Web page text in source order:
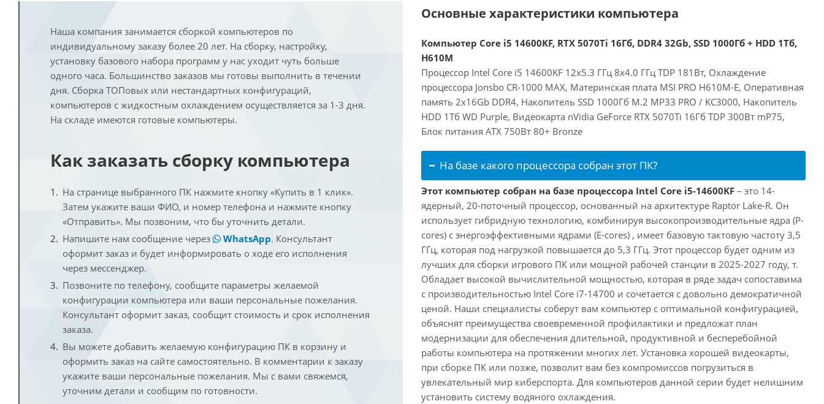
Наша компания занимается сборкой компьютеров по
индивидуальному заказу более 20 лет. На сборку, настройку,
установку базового набора программ у нас уходит чуть больше
одного часа. Большинство заказов мы готовы выполнить в течении
дня. Сборка ТОПовых или нестандартных конфигураций,
компьютеров с жидкостным охлаждением осуществляется за 1-3 дня.
На складе имеются готовые компьютеры.
Как заказать сборку компьютера
На странице выбранного ПК нажмите кнопку «Купить в 1 клик».
Затем укажите ваши ФИО, и номер телефона и нажмите кнопку
«Отправить». Мы позвоним, что бы уточнить детали.
Напишите нам сообщение через
WhatsApp. Консультант
оформит заказ и будет информировать о ходе его исполнения
через мессенджер.
Позвоните по телефону, сообщите параметры желаемой
конфигурации компьютера или ваши персональные пожелания.
Консультант оформит заказ, сообщит стоимость и срок исполнения
заказа.
Вы можете добавить желаемую конфигурацию ПК в корзину и
оформить заказ на сайте самостоятельно. В комментарии к заказу
укажите ваши персональные пожелания. Мы с вами свяжемся,
уточним детали и сообщим по готовности.
Основные характеристики компьютера
Компьютер Core i5 14600KF, RTX 5070Ti 16Гб, DDR4 32Gb, SSD 1000Гб + HDD 1Тб,
H610M
Процессор Intel Core i5 14600KF 12x5.3 ГГц 8x4.0 ГГц TDP 181Вт, Охлаждение
процессора Jonsbo CR-1000 MAX, Материнская плата MSI PRO H610M-E, Оперативная
память 2x16Gb DDR4, Накопитель SSD 1000Гб M.2 MP33 PRO / KC3000, Накопитель
HDD 1Тб WD Purple, Видеокарта nVidia GeForce RTX 5070Ti 16Гб TDP 300Вт mP75,
Блок питания ATX 750Вт 80+ Bronze
На базе какого процессора собран этот ПК?
Этот компьютер собран на базе процессора Intel Core i5-14600KF – это 14-
ядерный, 20-поточный процессор, основанный на архитектуре Raptor Lake-R. Он
использует гибридную технологию, комбинируя высокопроизводительные ядра (P-
cores) с энергоэффективными ядрами (E-cores) , имеет базовую тактовую частоту 3,5
ГГц, которая под нагрузкой повышается до 5,3 ГГц. Этот процессор будет одним из
лучших для сборки игрового ПК или мощной рабочей станции в 2025-2027 году, т.
Обладает высокой вычислительной мощностью, которая в ряде задач сопоставима
с производительностью Intel Core i7-14700 и сочетается с довольно демократичной
ценой. Наши специалисты соберут вам компьютер с оптимальной конфигурацией,
объяснят преимущества своевременной профилактики и предложат план
модернизации для обеспечения длительной, продуктивной и бесперебойной
работы компьютера на протяжении многих лет. Установка хорошей видеокарты,
при сборке ПК или позже, позволит вам без компромиссов погрузиться в
увлекательный мир киберспорта. Для компьютеров данной серии будет нелишним
установить систему водяного охлаждения.